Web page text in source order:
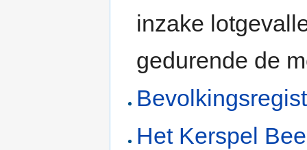
inzake
gedurende de
Het Kerspel